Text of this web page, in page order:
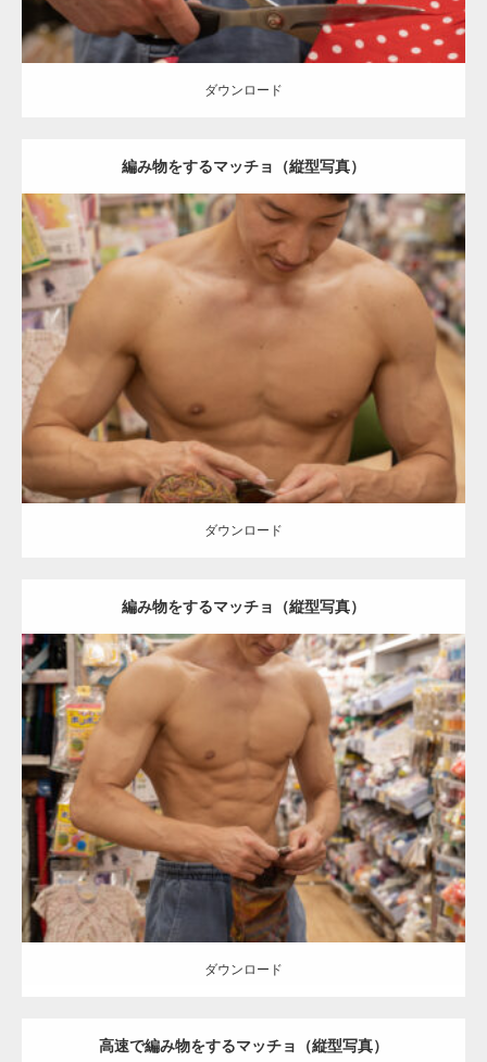
ダウンロード
編み物をするマッチョ（縦型写真）
Update: 2024.06.23
Category:
AKIHITO(細マッ
チョ)
ダウンロード
ダウンロード
編み物をするマッチョ（縦型写真）
Category: 手芸屋さんのマッチョ（方南町） kaichanAKIHITO(細マッ
チョ)
大胸筋 方南町（東京）
ダウンロード
ダウンロード
高速で編み物をするマッチョ（縦型写真）